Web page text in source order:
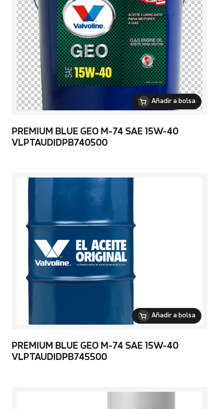
Añadir a bolsa
PREMIUM BLUE GEO M-74 SAE 15W-40
VLPTAUDIDPB740500
Añadir a bolsa
PREMIUM BLUE GEO M-74 SAE 15W-40
VLPTAUDIDPB745500